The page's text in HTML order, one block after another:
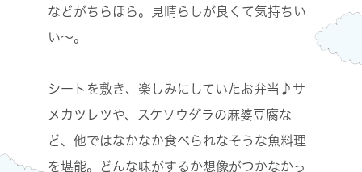
などがちらほら。見晴らしが良くて気持ちい
い～。
シートを敷き、楽しみにしていたお弁当♪サ
メカツレツや、スケソウダラの麻婆豆腐な
ど、他ではなかなか食べられなそうな魚料理
を堪能。どんな味がするか想像がつかなかっ